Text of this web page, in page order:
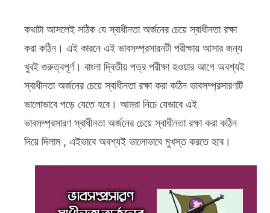
স্বাধীনতা
চেয়ে
স্বাধীনতা
রক্ষা
কঠিন
কথাটা আসলেই সঠিক যে স্বাধীনতা অর্জনের চেয়ে স্বাধীনতা রক্ষা
করা কঠিন। এই কারনে এই ভাবসম্প্রসারনটী পরীক্ষায় আসার জন্য
খুবই গুরুত্বপূর্ণ। বাংলা দ্বিতীয় পত্র পরীক্ষা হওয়ার আগে অবশ্যই
স্বাধীনতা অর্জনের চেয়ে স্বাধীনতা রক্ষা করা কঠিন ভাবসম্প্রসারণটি
ভালোভাবে পড়ে যেতে হবে। আমরা নিচে যেভাবে এই
ভাবসম্প্রসারণ স্বাধীনতা অর্জনের চেয়ে স্বাধীনতা রক্ষা করা কঠিন
দিয়ে দিলাম , এইভাবে অবশ্যই ভালোভাবে মুখস্ত করতে হবে।